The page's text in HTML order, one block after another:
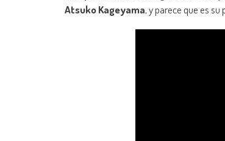
Atsuko Kageyama, y parece que es su